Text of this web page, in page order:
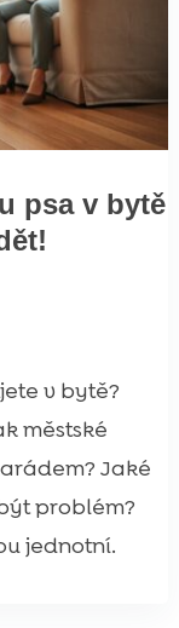
psa v bytě
v bytě?
městské
Jaké
problém?
jednotní.